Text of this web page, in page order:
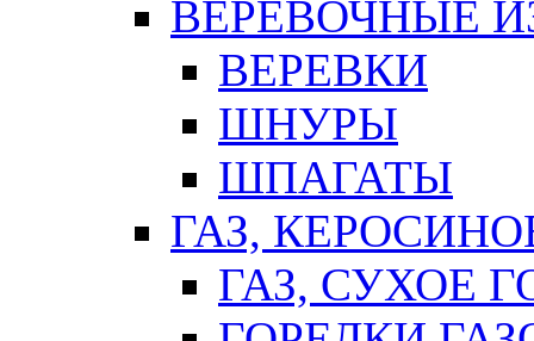
ВЕРЕВОЧНЫЕ
ВЕРЕВКИ
ШНУРЫ
ШПАГАТЫ
ГАЗ,
ГАЗ, СУХОЕ